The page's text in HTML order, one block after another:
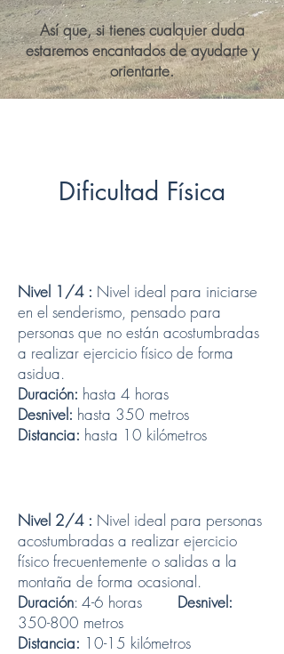
Así que, si tienes cualquier duda
estaremos encantados de ayudarte y
orientarte.
Dificultad Física
Nivel 1/4 : Nivel ideal para iniciarse
en el senderismo, pensado para
personas que no están acostumbradas
a realizar ejercicio físico de forma
asidua.
Duración: hasta 4 horas
Desnivel: hasta 350 metros
Distancia: hasta 10 kilómetros
Nivel 2/4 : Nivel ideal para personas
acostumbradas a realizar ejercicio
físico frecuentemente o salidas a la
montaña de forma ocasional.
Duración: 4-6 horas
Desnivel:
350-800 metros
Distancia: 10-15 kilómetros